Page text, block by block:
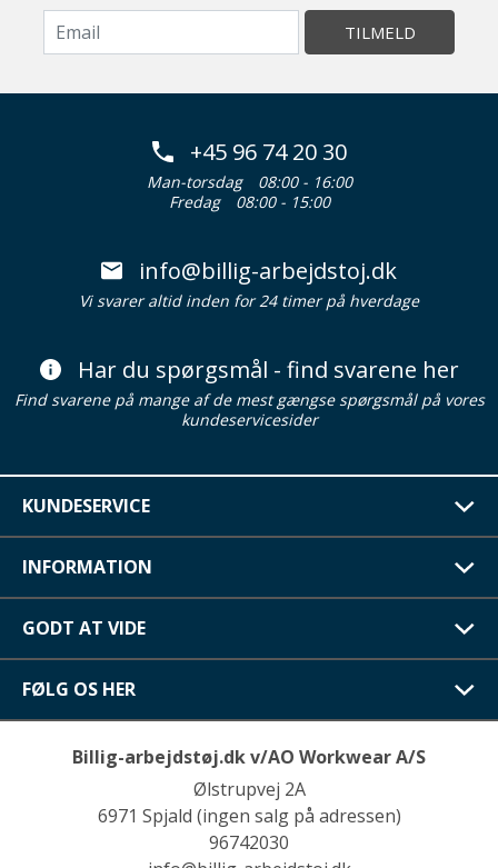
TILMELD
+45 96 74 20 30
Man-torsdag
08:00 - 16:00
Fredag
08:00 - 15:00
info@billig-arbejdstoj.dk
Vi svarer altid inden for 24 timer på hverdage
Har du spørgsmål - find svarene her
Find svarene på mange af de mest gængse spørgsmål på vores
kundeservicesider
KUNDESERVICE
INFORMATION
GODT AT VIDE
FØLG OS HER
Billig-arbejdstøj.dk v/AO Workwear A/S
Ølstrupvej 2A
6971 Spjald (ingen salg på adressen)
96742030